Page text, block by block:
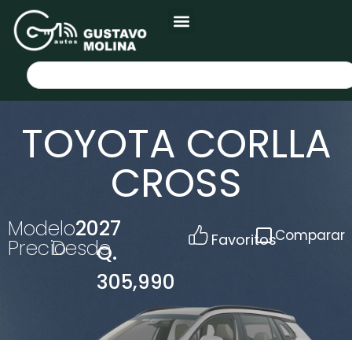
TOYOTA CORLLA
CROSS
Modelo2027
PrecioDesde
Q.
305,990
FavoritosComparar